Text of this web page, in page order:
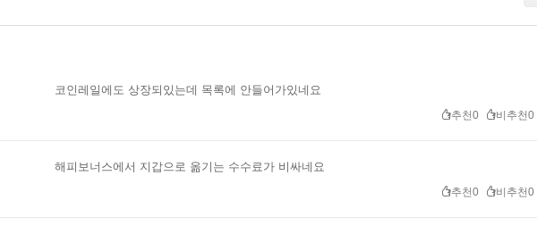
코인레일에도 상장되있는데 목록에 안들어가있네요
추천0 비추천0
해피보너스에서 지갑으로 옮기는 수수료가 비싸네요
추천0 비추천0